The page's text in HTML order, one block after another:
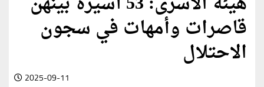
قاصرات وأمهات في سجون
الاحتلال
2025-09-11